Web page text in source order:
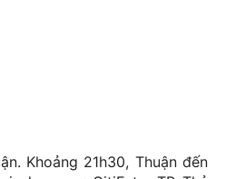
Khoảng 21h30, Thuận đến